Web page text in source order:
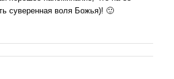
суверенная воля Божья)! 🙂